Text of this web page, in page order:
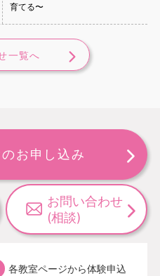
育てる〜
一覧へ
お申し込み
お問い合わせ
(相談)
各教室ページから体験申込